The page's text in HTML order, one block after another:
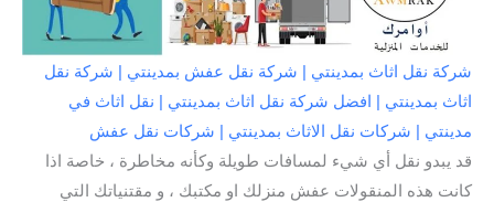
شركة نقل اثاث بمدينتي | شركة نقل عفش بمدينتي | شركة نقل
اثاث بمدينتي | افضل شركة نقل اثاث بمدينتي | نقل اثاث في
مدينتي | شركات نقل الاثاث بمدينتي | شركات نقل عفش
قد يبدو نقل أي شيء لمسافات طويلة وكأنه مخاطرة ، خاصة اذا
كانت هذه المنقولات عفش منزلك او مكتبك ، و مقتنياتك التي